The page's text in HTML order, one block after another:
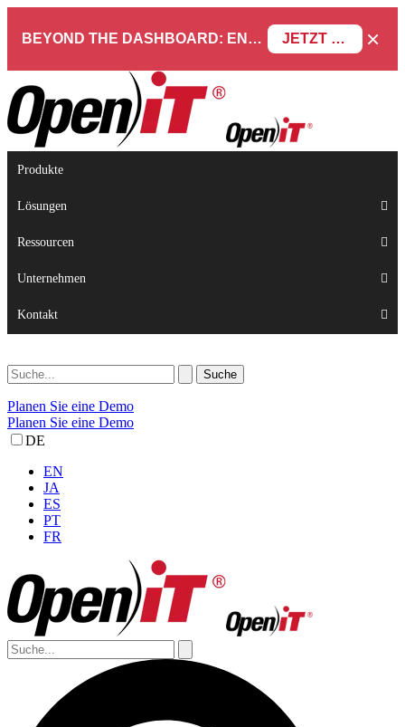
BEYOND THE DASHBOARD: ENGINEERING SOFTWARE IN SERVICENOW WEBINAR JETZT REGISTRIEREN ×
Produkte
Lösungen
Ressourcen
Unternehmen
Kontakt
Planen Sie eine Demo
Planen Sie eine Demo
DE
EN
JA
ES
PT
FR